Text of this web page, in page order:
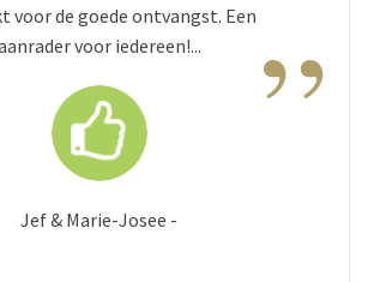
voor de goede ontvangst. Een
voor iedereen!...
”
Jef & Marie-Josee -